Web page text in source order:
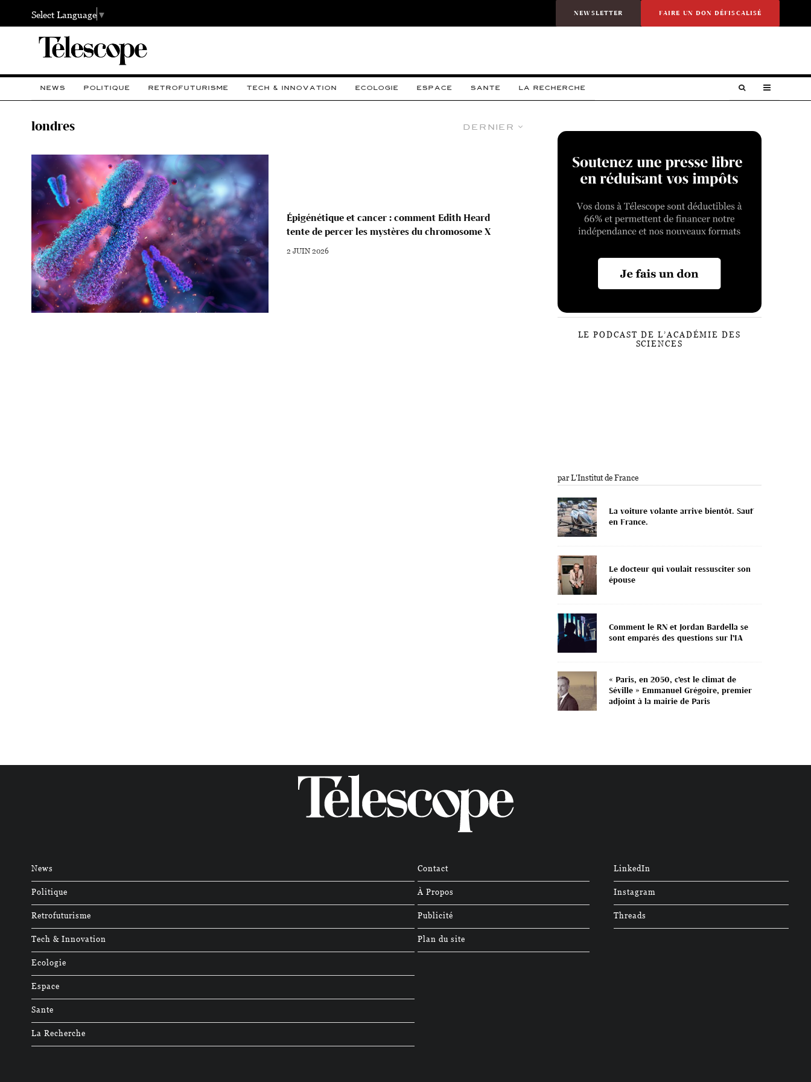
Select Language▼ NEWSLETTER FAIRE UN DON DÉFISCALISÉ
NEWS POLITIQUE RETROFUTURISME TECH & INNOVATION ECOLOGIE ESPACE SANTE LA RECHERCHE
Dernier
londres
Épigénétique et cancer : comment Edith Heard
tente de percer les mystères du chromosome X
2 JUIN 2026
LE PODCAST DE L’ACADÉMIE DES
SCIENCES
par L'Institut de France
La voiture volante arrive bientôt. Sauf
en France.
Le docteur qui voulait ressusciter son
épouse
Comment le RN et Jordan Bardella se
sont emparés des questions sur l’IA
« Paris, en 2050, c’est le climat de
Séville » Emmanuel Grégoire, premier
adjoint à la mairie de Paris
News
Politique
Retrofuturisme
Tech & Innovation
Ecologie
Espace
Sante
La Recherche
Contact
À Propos
Publicité
Plan du site
LinkedIn
Instagram
Threads